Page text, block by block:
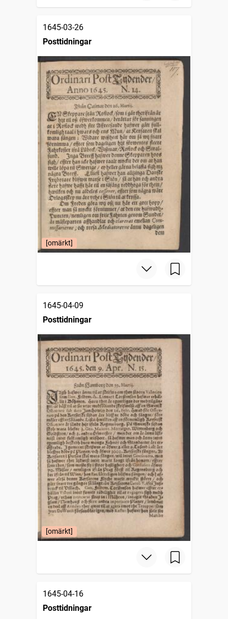
1645-03-26
Posttidningar
[omärkt]
1645-04-09
Posttidningar
[omärkt]
1645-04-16
Posttidningar